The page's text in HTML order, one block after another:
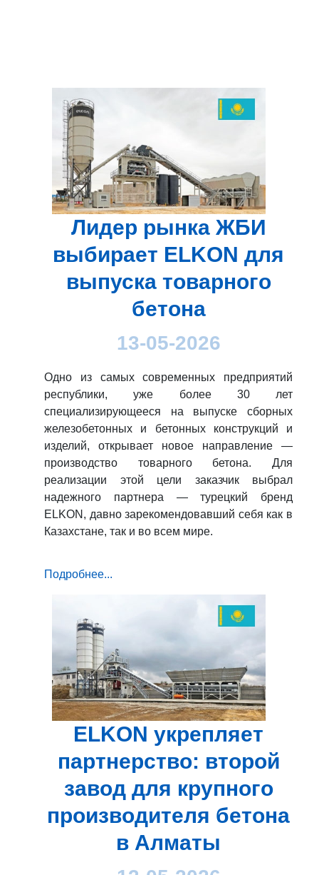
Лидер рынка ЖБИ
выбирает ELKON для
выпуска товарного
бетона
13-05-2026
Одно из самых современных предприятий
республики, уже более 30 лет
специализирующееся на выпуске сборных
железобетонных и бетонных конструкций и
изделий, открывает новое направление —
производство товарного бетона. Для
реализации этой цели заказчик выбрал
надежного партнера — турецкий бренд
ELKON, давно зарекомендовавший себя как в
Казахстане, так и во всем мире.
Подробнее...
ELKON укрепляет
партнерство: второй
завод для крупного
производителя бетона
в Алматы